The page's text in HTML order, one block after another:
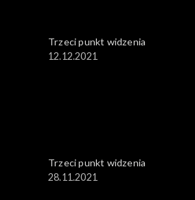
Trzeci punkt widzenia
12.12.2021
Trzeci punkt widzenia
28.11.2021